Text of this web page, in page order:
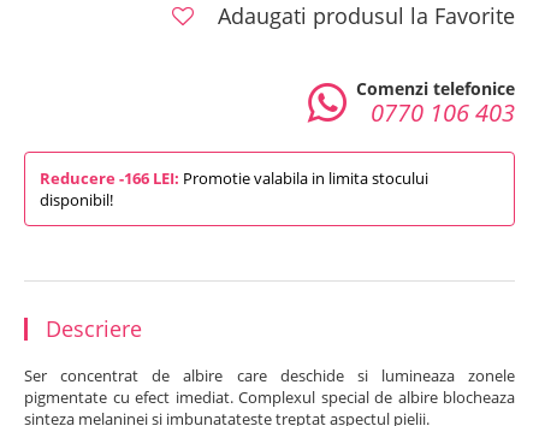
Adaugati produsul la Favorite
Comenzi telefonice
0770 106 403
Reducere -166 LEI: Promotie valabila in limita stocului
disponibil!
Descriere
Ser concentrat de albire care deschide si lumineaza zonele
pigmentate cu efect imediat. Complexul special de albire blocheaza
sinteza melaninei si imbunatateste treptat aspectul pielii.